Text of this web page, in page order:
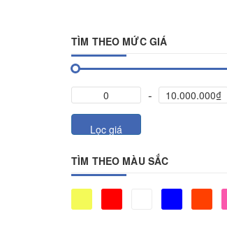
TÌM THEO MỨC GIÁ
Lọc giá
TÌM THEO MÀU SẮC